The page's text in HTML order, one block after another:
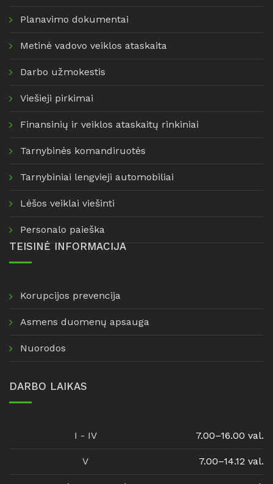
Planavimo dokumentai
Metinė vadovo veiklos ataskaita
Darbo užmokestis
Viešieji pirkimai
Finansinių ir veiklos ataskaitų rinkiniai
Tarnybinės komandiruotės
Tarnybiniai lengvieji automobiliai
Lėšos veiklai viešinti
Personalo paieška
TEISINĖ INFORMACIJA
Korupcijos prevencija
Asmens duomenų apsauga
Nuorodos
DARBO LAIKAS
I - IV 7.00–16.00 val.
V 7.00–14.12 val.